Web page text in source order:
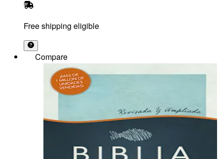
Free shipping eligible
Compare